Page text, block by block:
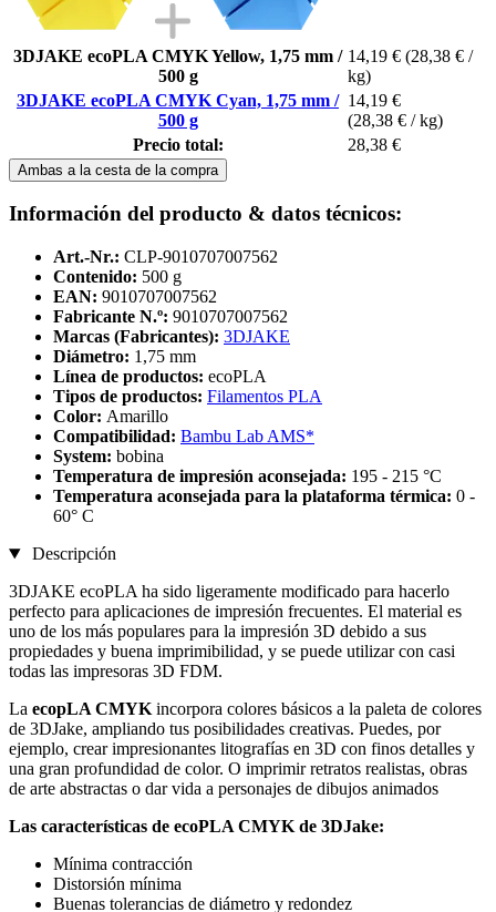
3DJAKE ecoPLA CMYK Yellow, 1,75 mm /
500 g
14,19 € (28,38 € /
kg)
3DJAKE ecoPLA CMYK Cyan, 1,75 mm /
500 g
14,19 €
(28,38 € / kg)
Precio total:
28,38 €
Ambas a la cesta de la compra
Información del producto & datos técnicos:
Art.-Nr.: CLP-9010707007562
Contenido: 500 g
EAN: 9010707007562
Fabricante N.º: 9010707007562
Marcas (Fabricantes): 3DJAKE
Diámetro: 1,75 mm
Línea de productos: ecoPLA
Tipos de productos: Filamentos PLA
Color: Amarillo
Compatibilidad: Bambu Lab AMS*
System: bobina
Temperatura de impresión aconsejada: 195 - 215 °C
Temperatura aconsejada para la plataforma térmica: 0 -
60° C
Descripción
3DJAKE ecoPLA ha sido ligeramente modificado para hacerlo
perfecto para aplicaciones de impresión frecuentes. El material es
uno de los más populares para la impresión 3D debido a sus
propiedades y buena imprimibilidad, y se puede utilizar con casi
todas las impresoras 3D FDM.
La ecopLA CMYK incorpora colores básicos a la paleta de colores
de 3DJake, ampliando tus posibilidades creativas. Puedes, por
ejemplo, crear impresionantes litografías en 3D con finos detalles y
una gran profundidad de color. O imprimir retratos realistas, obras
de arte abstractas o dar vida a personajes de dibujos animados
Las características de ecoPLA CMYK de 3DJake:
Mínima contracción
Distorsión mínima
Buenas tolerancias de diámetro y redondez